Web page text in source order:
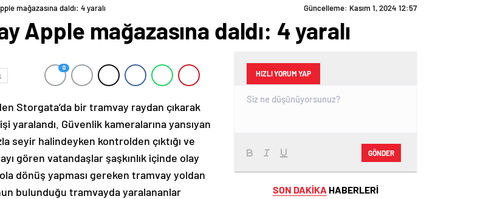
mağazasına daldı: 4 yaralı Güncelleme: Kasım 1, 2024 12:57
Apple mağazasına daldı: 4 yaralı
0
Storgata’da bir tramvay raydan çıkarak
yaralandı. Güvenlik kameralarına yansıyan
seyir halindeyken kontrolden çıktığı ve
gören vatandaşlar şaşkınlık içinde olay
dönüş yapması gereken tramvay yoldan
bulunduğu tramvayda yaralananlar
HIZLI YORUM YAP
GÖNDER
SON DAKİKA HABERLERİ